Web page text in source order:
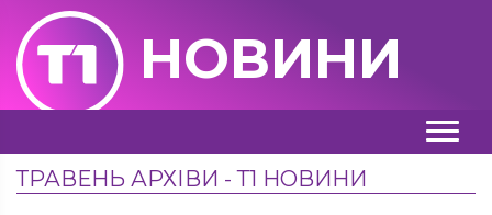
НОВИНИ
ТРАВЕНЬ АРХІВИ - Т1 НОВИНИ